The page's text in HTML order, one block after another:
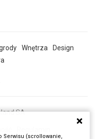
Wnętrza
Design
SA
Serwisu (scrollowanie,